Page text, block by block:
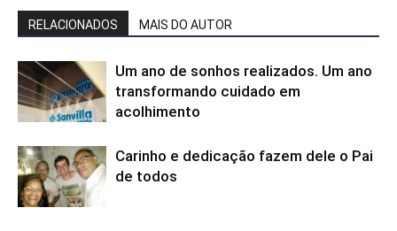
RELACIONADOS MAIS DO AUTOR
Um ano de sonhos realizados. Um ano
transformando cuidado em
acolhimento
Carinho e dedicação fazem dele o Pai
de todos